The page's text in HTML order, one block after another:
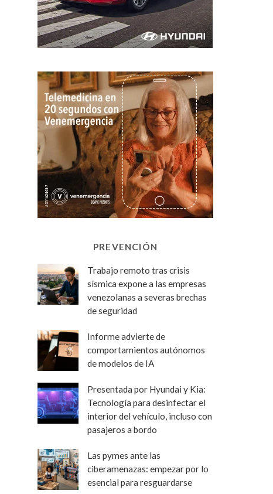
PREVENCIÓN
Trabajo remoto tras crisis
sísmica expone a las empresas
venezolanas a severas brechas
de seguridad
Informe advierte de
comportamientos autónomos
de modelos de IA
Presentada por Hyundai y Kia:
Tecnología para desinfectar el
interior del vehículo, incluso con
pasajeros a bordo
Las pymes ante las
ciberamenazas: empezar por lo
esencial para resguardarse